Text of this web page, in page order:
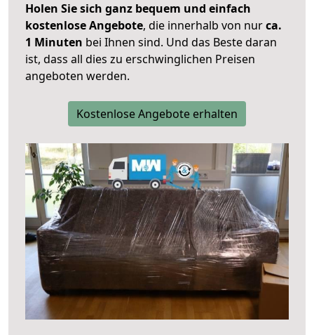
Holen Sie sich ganz bequem und einfach
kostenlose Angebote, die innerhalb von nurca.
1 Minuten bei Ihnen sind. Und das Beste daran
ist, dass all dies zu erschwinglichen Preisen
angeboten werden.
Kostenlose Angebote erhalten